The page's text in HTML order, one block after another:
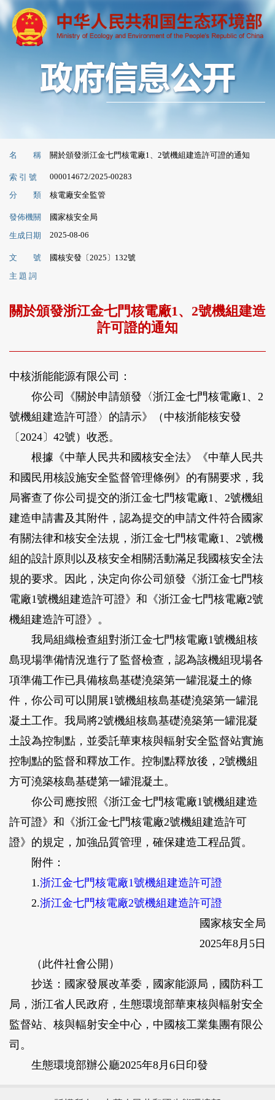
名 稱 關於頒發浙江金七門核電廠1、2號機組建造許可證的通知
索 引 號 000014672/2025-00283
分 類 核電廠安全監管
發佈機關
國家核安全局
生成日期
2025-08-06
文 號
國核安發〔2025〕132號
主 題 詞
關於頒發浙江金七門核電廠1、2號機組建造
許可證的通知
中核浙能能源有限公司：
你公司《關於申請頒發〈浙江金七門核電廠1、2
號機組建造許可證〉的請示》（中核浙能核安發
〔2024〕42號）收悉。
根據《中華人民共和國核安全法》《中華人民共
和國民用核設施安全監督管理條例》的有關要求，我
局審查了你公司提交的浙江金七門核電廠1、2號機組
建造申請書及其附件，認為提交的申請文件符合國家
有關法律和核安全法規，浙江金七門核電廠1、2號機
組的設計原則以及核安全相關活動滿足我國核安全法
規的要求。因此，決定向你公司頒發《浙江金七門核
電廠1號機組建造許可證》和《浙江金七門核電廠2號
機組建造許可證》。
我局組織檢查組對浙江金七門核電廠1號機組核
島現場準備情況進行了監督檢查，認為該機組現場各
項準備工作已具備核島基礎澆築第一罐混凝土的條
件，你公司可以開展1號機組核島基礎澆築第一罐混
凝土工作。我局將2號機組核島基礎澆築第一罐混凝
土設為控制點，並委託華東核與輻射安全監督站實施
控制點的監督和釋放工作。控制點釋放後，2號機組
方可澆築核島基礎第一罐混凝土。
你公司應按照《浙江金七門核電廠1號機組建造
許可證》和《浙江金七門核電廠2號機組建造許可
證》的規定，加強品質管理，確保建造工程品質。
附件：
1.浙江金七門核電廠1號機組建造許可證
2.浙江金七門核電廠2號機組建造許可證
國家核安全局
2025年8月5日
（此件社會公開）
抄送：國家發展改革委，國家能源局，國防科工
局，浙江省人民政府，生態環境部華東核與輻射安全
監督站、核與輻射安全中心，中國核工業集團有限公
司。
生態環境部辦公廳2025年8月6日印發